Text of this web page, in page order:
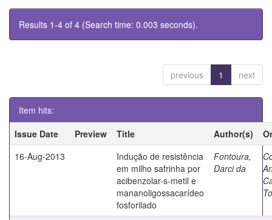
Results 1-4 of 4 (Search time: 0.003 seconds).
previous 1 next
Item hits:
Issue Date
Preview Title Author(s)
16-Aug-2013
Indução de resistência
em milho safrinha por
acibenzolar-s-metil e
mananoligossacarídeo
fosforilado
Fontoura,
Darci da